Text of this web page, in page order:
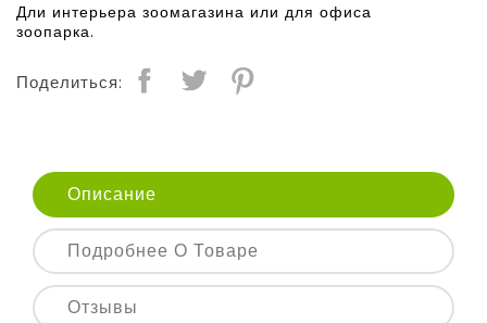
Дли интерьера зоомагазина или для офиса
зоопарка.
Поделиться:
Описание
Подробнее О Товаре
Отзывы